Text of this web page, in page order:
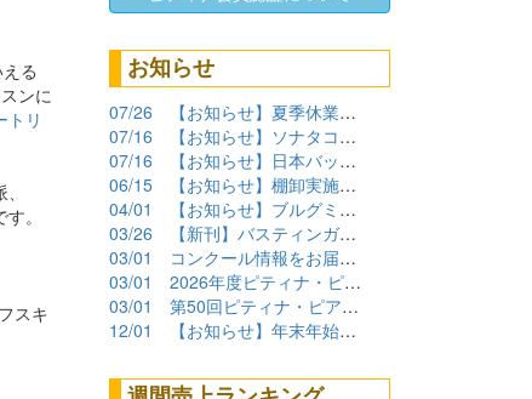
る
ンに
トリ
。
スキ
お知らせ
07/26
【お知らせ】夏季休業期間について
07/16
【お知らせ】ソナタコンクール2026参加要項公開
07/16
【お知らせ】日本バッハコンクール2026参加要項公開
06/15
【お知らせ】棚卸実施に伴うショップ臨時休業について
04/01
【お知らせ】ブルグミュラーコンクール2026課題曲公開
03/26
【新刊】バスティンガイド再販しました！
03/01
コンクール情報をお届けします！（2026年度）
03/01
2026年度ピティナ・ピアノコンペティション課題曲商品
03/01
第50回ピティナ・ピアノコンペティション課題曲公開！
12/01
【お知らせ】年末年始の営業について